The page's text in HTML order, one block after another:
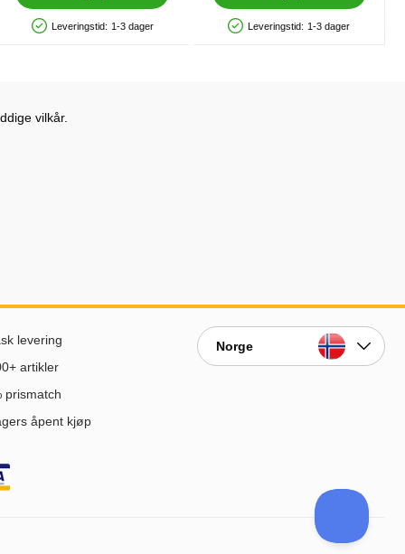
Produkttilgjengelighet: På lager
Leveringstid: 1-3 dager
Produkttilgjengelighet: På lager
Leveringstid: 1-3 dager
vilkår.
levering
artikler
prismatch
åpent kjøp
Norge